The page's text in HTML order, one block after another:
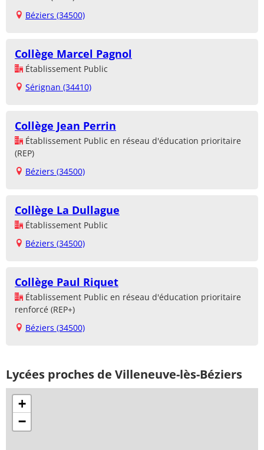
Béziers (34500)
Collège Marcel Pagnol
Établissement Public
Sérignan (34410)
Collège Jean Perrin
Établissement Public en réseau d'éducation prioritaire
(REP)
Béziers (34500)
Collège La Dullague
Établissement Public
Béziers (34500)
Collège Paul Riquet
Établissement Public en réseau d'éducation prioritaire
renforcé (REP+)
Béziers (34500)
Lycées proches de Villeneuve-lès-Béziers
+
−